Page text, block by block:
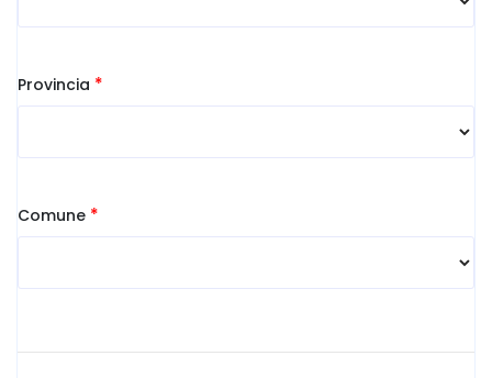
Provincia *
Comune *